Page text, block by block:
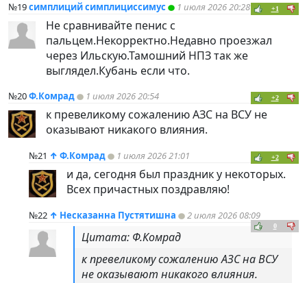
№19симплиций симплициссимус 1 июля 2026 20:28 +1
Не сравнивайте пенис с
пальцем.Некорректно.Недавно проезжал
через Ильскую.Тамошний НПЗ так же
выглядел.Кубань если что.
№20Ф.Комрад 1 июля 2026 20:54 +2
к превеликому сожалению АЗС на ВСУ не
оказывают никакого влияния.
№21 ↑ Ф.Комрад 1 июля 2026 21:01 +2
и да, сегодня был праздник у некоторых.
Всех причастных поздравляю!
№22 ↑ Несказанна Пустятишна 2 июля 2026 08:09
0
Цитата: Ф.Комрад
к превеликому сожалению АЗС на ВСУ
не оказывают никакого влияния.